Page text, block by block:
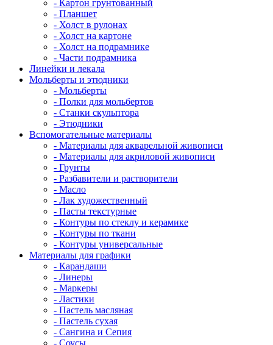
- Картон грунтованный
- Планшет
- Холст в рулонах
- Холст на картоне
- Холст на подрамнике
- Части подрамника
Линейки и лекала
Мольберты и этюдники
- Мольберты
- Полки для мольбертов
- Станки скульптора
- Этюдники
Вспомогательные материалы
- Материалы для акварельной живописи
- Материалы для акриловой живописи
- Грунты
- Разбавители и растворители
- Масло
- Лак художественный
- Пасты текстурные
- Контуры по стеклу и керамике
- Контуры по ткани
- Контуры универсальные
Материалы для графики
- Карандаши
- Линеры
- Маркеры
- Ластики
- Пастель масляная
- Пастель сухая
- Сангина и Сепия
- Соусы